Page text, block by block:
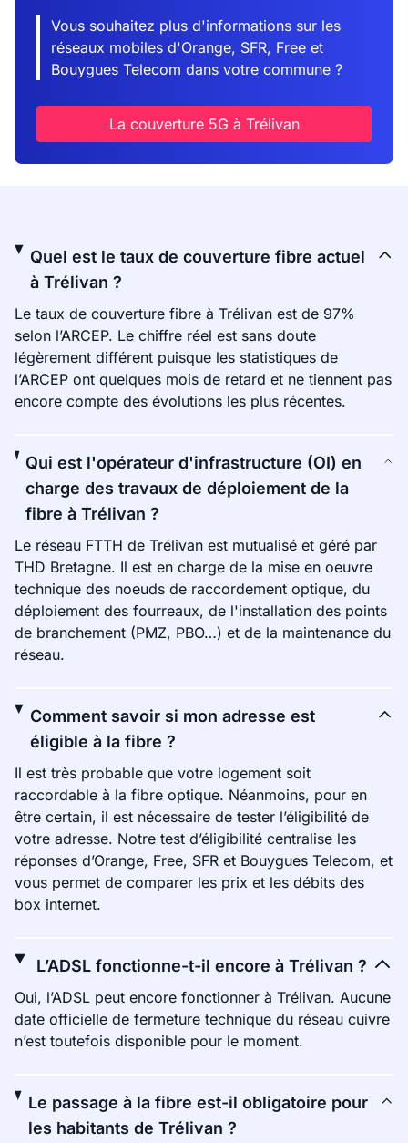
Vous souhaitez plus d'informations sur les
réseaux mobiles d'Orange, SFR, Free et
Bouygues Telecom dans votre commune ?
La couverture 5G à Trélivan
Quel est le taux de couverture fibre actuel
à Trélivan ?
Le taux de couverture fibre à Trélivan est de 97%
selon l’ARCEP. Le chiffre réel est sans doute
légèrement différent puisque les statistiques de
l’ARCEP ont quelques mois de retard et ne tiennent pas
encore compte des évolutions les plus récentes.
Qui est l'opérateur d'infrastructure (OI) en
charge des travaux de déploiement de la
fibre à Trélivan ?
Le réseau FTTH de Trélivan est mutualisé et géré par
THD Bretagne. Il est en charge de la mise en oeuvre
technique des noeuds de raccordement optique, du
déploiement des fourreaux, de l'installation des points
de branchement (PMZ, PBO…) et de la maintenance du
réseau.
Comment savoir si mon adresse est
éligible à la fibre ?
Il est très probable que votre logement soit
raccordable à la fibre optique. Néanmoins, pour en
être certain, il est nécessaire de tester l’éligibilité de
votre adresse. Notre test d’éligibilité centralise les
réponses d’Orange, Free, SFR et Bouygues Telecom, et
vous permet de comparer les prix et les débits des
box internet.
L’ADSL fonctionne-t-il encore à Trélivan ?
Oui, l’ADSL peut encore fonctionner à Trélivan. Aucune
date officielle de fermeture technique du réseau cuivre
n’est toutefois disponible pour le moment.
Le passage à la fibre est-il obligatoire pour
les habitants de Trélivan ?